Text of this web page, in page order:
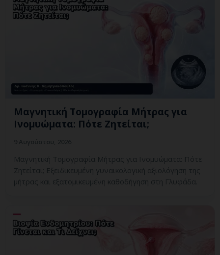
Μαγνητική Τομογραφία Μήτρας για
Ινομυώματα: Πότε Ζητείται;
Μαγνητική Τομογραφία Μήτρας για Ινομυώματα: Πότε
Ζητείται; Εξειδικευμένη γυναικολογική αξιολόγηση της
μήτρας και εξατομικευμένη καθοδήγηση στη Γλυφάδα.